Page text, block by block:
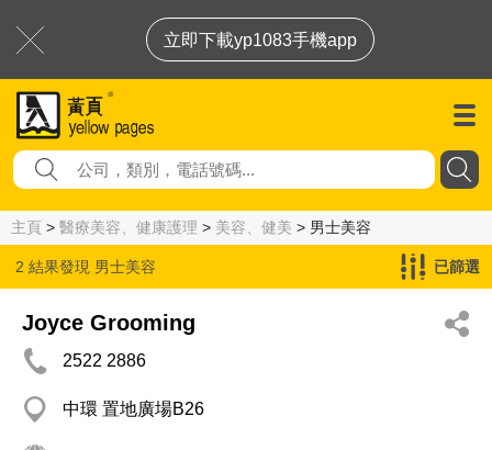
立即下載yp1083手機app
主頁 > 醫療美容、健康護理 > 美容、健美 > 男士美容
2 結果發現 男士美容 已篩選
Joyce Grooming
2522 2886
中環 置地廣場B26